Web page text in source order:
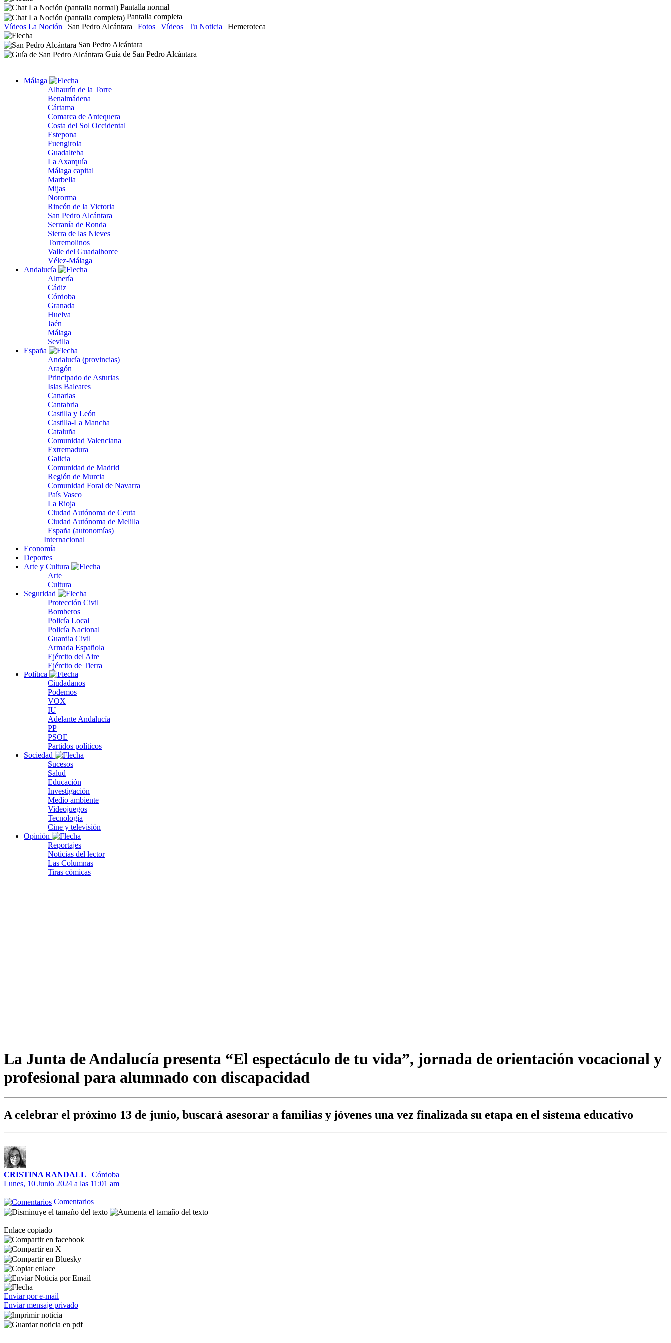
Pantalla normal
Pantalla completa
Vídeos La Noción | San Pedro Alcántara | Fotos | Vídeos | Tu Noticia | Hemeroteca
San Pedro Alcántara
Guía de San Pedro Alcántara
Málaga
Alhaurín de la Torre
Benalmádena
Cártama
Comarca de Antequera
Costa del Sol Occidental
Estepona
Fuengirola
Guadalteba
La Axarquía
Málaga capital
Marbella
Mijas
Nororma
Rincón de la Victoria
San Pedro Alcántara
Serranía de Ronda
Sierra de las Nieves
Torremolinos
Valle del Guadalhorce
Vélez-Málaga
Andalucía
Almería
Cádiz
Córdoba
Granada
Huelva
Jaén
Málaga
Sevilla
España
Andalucía (provincias)
Aragón
Principado de Asturias
Islas Baleares
Canarias
Cantabria
Castilla y León
Castilla-La Mancha
Cataluña
Comunidad Valenciana
Extremadura
Galicia
Comunidad de Madrid
Región de Murcia
Comunidad Foral de Navarra
País Vasco
La Rioja
Ciudad Autónoma de Ceuta
Ciudad Autónoma de Melilla
España (autonomías)
Internacional
Economía
Deportes
Arte y Cultura
Arte
Cultura
Seguridad
Protección Civil
Bomberos
Policía Local
Policía Nacional
Guardia Civil
Armada Española
Ejército del Aire
Ejército de Tierra
Política
Ciudadanos
Podemos
VOX
IU
Adelante Andalucía
PP
PSOE
Partidos políticos
Sociedad
Sucesos
Salud
Educación
Investigación
Medio ambiente
Videojuegos
Tecnología
Cine y televisión
Opinión
Reportajes
Noticias del lector
Las Columnas
Tiras cómicas
La Junta de Andalucía presenta “El espectáculo de tu vida”, jornada de orientación vocacional y
profesional para alumnado con discapacidad
A celebrar el próximo 13 de junio, buscará asesorar a familias y jóvenes una vez finalizada su etapa en el sistema educativo
CRISTINA RANDALL | Córdoba
Lunes, 10 Junio 2024 a las 11:01 am
Comentarios
Enlace copiado
Enviar por e-mail
Enviar mensaje privado